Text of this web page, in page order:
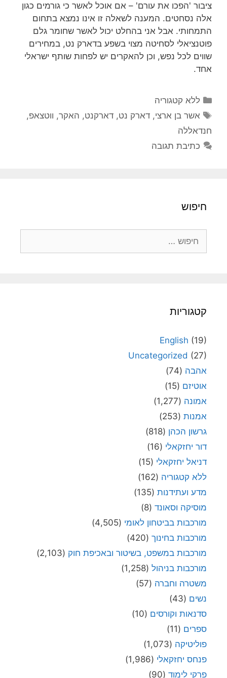
ציבור 'הפכו את עורם' – אם אוכל לאשר כי גורמים כגון
אלה נסחטים. המענה לשאלה זו אינו נמצא בתחום
התמחותי. אבל אני בהחלט יכול לאשר שחומר גלם
פוטנציאלי לסחיטה מצוי בשפע בדארק נט, במחירים
שווים לכל נפש, וכן להאקרים יש לפחות שותף ישראלי
אחד.
קטגוריות
ללא קטגוריה
תגיות
אשר בן ארצי,דארק נט,דארקנט, האקר, ווטצאפ,
חנדאללה
כתיבת תגובה
חיפוש
קטגוריות
English (19)
Uncategorized (27)
אהבה (74)
אוטיזם (15)
אמונה (1,277)
אמנות (253)
גרשון הכהן (818)
דור יחזקאלי (16)
דניאל יחזקאלי (15)
ללא קטגוריה (162)
מדע ועתידנות (135)
מוסיקה וסאונד (8)
מורכבות בביטחון לאומי (4,505)
מורכבות בחינוך (420)
מורכבות במשפט, בשיטור ובאכיפת חוק (2,103)
מורכבות בניהול (1,258)
משטרה וחברה (57)
נשים (43)
סדנאות וקורסים (10)
ספרים (11)
פוליטיקה (1,073)
פנחס יחזקאלי (1,986)
פרקי לימוד (90)